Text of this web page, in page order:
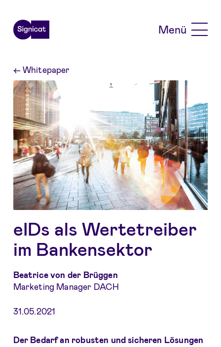
Menü
←Whitepaper
Beatrice von der Brüggen
Marketing Manager DACH
31.05.2021
eIDs als Wertetreiber
im Bankensektor
Der Bedarf an robusten und sicheren Lösungen